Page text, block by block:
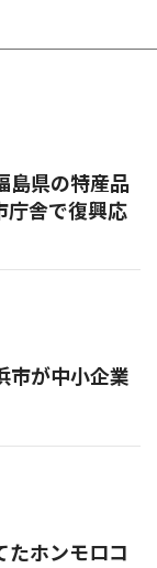
島県の特産品
庁舎で復興応
市が中小企業
ホンモロコ